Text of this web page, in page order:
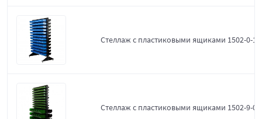
Стеллаж с пластиковыми ящиками 1502-0-
Стеллаж с пластиковыми ящиками 1502-9-0-